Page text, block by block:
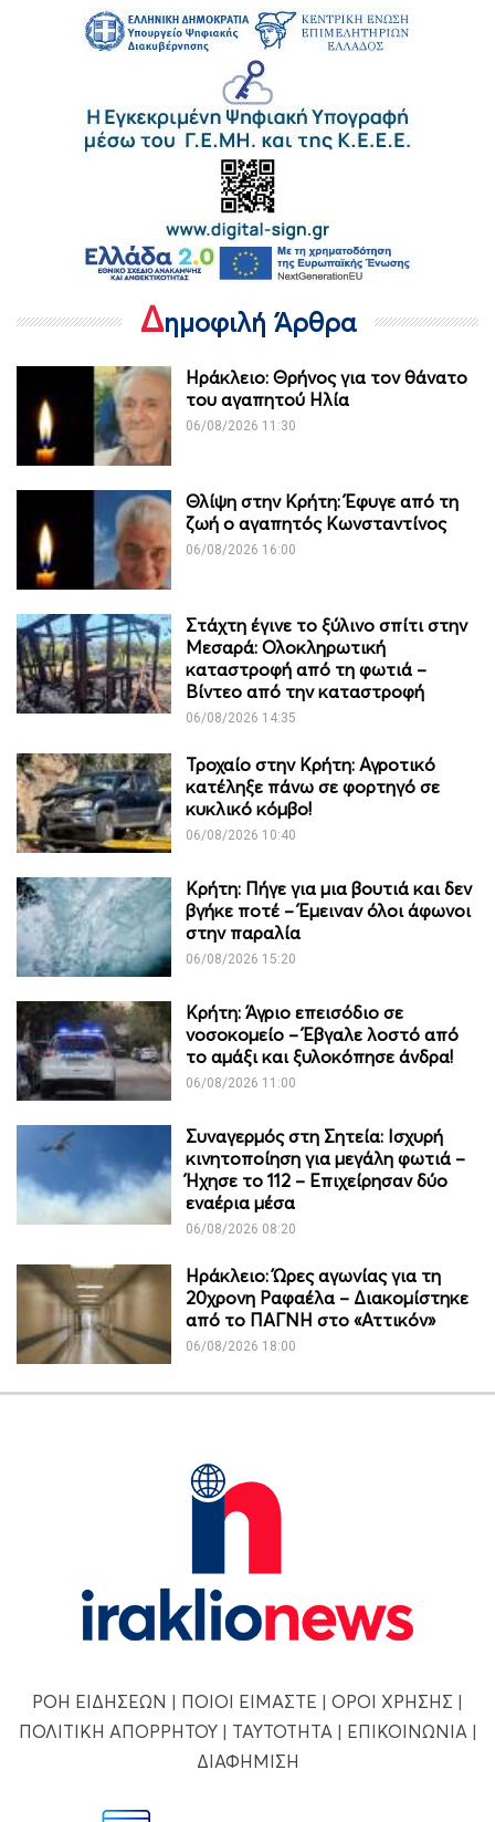
Δημοφιλή Άρθρα
Ηράκλειο: Θρήνος για τον θάνατο
του αγαπητού Ηλία
06/08/2026 11:30
Θλίψη στην Κρήτη: Έφυγε από τη
ζωή ο αγαπητός Κωνσταντίνος
06/08/2026 16:00
Στάχτη έγινε το ξύλινο σπίτι στην
Μεσαρά: Ολοκληρωτική
καταστροφή από τη φωτιά –
Βίντεο από την καταστροφή
06/08/2026 14:35
Τροχαίο στην Κρήτη: Αγροτικό
κατέληξε πάνω σε φορτηγό σε
κυκλικό κόμβο!
06/08/2026 10:40
Κρήτη: Πήγε για μια βουτιά και δεν
βγήκε ποτέ – Έμειναν όλοι άφωνοι
στην παραλία
06/08/2026 15:20
Κρήτη: Άγριο επεισόδιο σε
νοσοκομείο – Έβγαλε λοστό από
το αμάξι και ξυλοκόπησε άνδρα!
06/08/2026 11:00
Συναγερμός στη Σητεία: Ισχυρή
κινητοποίηση για μεγάλη φωτιά –
Ήχησε το 112 – Επιχείρησαν δύο
εναέρια μέσα
06/08/2026 08:20
Ηράκλειο: Ώρες αγωνίας για τη
20χρονη Ραφαέλα – Διακομίστηκε
από το ΠΑΓΝΗ στο «Αττικόν»
06/08/2026 18:00
ΡΟΗ ΕΙΔΗΣΕΩΝ | ΠΟΙΟΙ ΕΙΜΑΣΤΕ | ΟΡΟΙ ΧΡΗΣΗΣ |
ΠΟΛΙΤΙΚΗ ΑΠΟΡΡΗΤΟΥ| ΤΑΥΤΟΤΗΤΑ | ΕΠΙΚΟΙΝΩΝΙΑ |
ΔΙΑΦΗΜΙΣΗ